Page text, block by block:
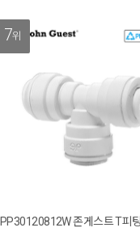
7위
PP30120812W 존게스트 T피